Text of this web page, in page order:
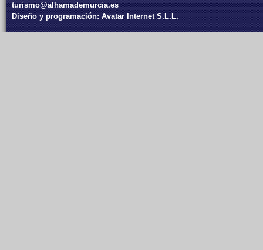
turismo@alhamademurcia.es
Diseño y programación:Avatar Internet S.L.L.